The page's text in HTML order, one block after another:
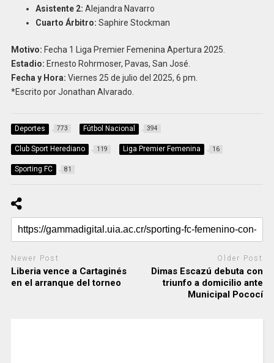
Asistente 2: Alejandra Navarro
Cuarto Árbitro: Saphire Stockman
Motivo: Fecha 1 Liga Premier Femenina Apertura 2025.
Estadio: Ernesto Rohrmoser, Pavas, San José.
Fecha y Hora: Viernes 25 de julio del 2025, 6 pm.
*Escrito por Jonathan Alvarado.
Deportes 773 Fútbol Nacional 394
Club Sport Herediano 119 Liga Premier Femenina 16
Sporting FC 81
Newer Post
Liberia vence a Cartaginés
en el arranque del torneo
Older Post
Dimas Escazú debuta con
triunfo a domicilio ante
Municipal Pococí